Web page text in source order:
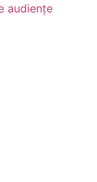
audiențe